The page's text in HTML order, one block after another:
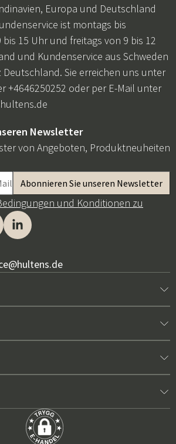
Europa und Deutschland
ist montags bis
15 Uhr und freitags von 9 bis 12
und Kundenservice aus Schweden
Deutschland. Sie erreichen uns unter
+4646250252 oder per E-Mail unter
Newsletter
von Angeboten, Produktneuheiten
und Konditionen zu
2026